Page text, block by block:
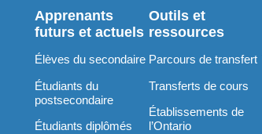
Apprenants
futurs et actuels
Élèves du secondaire
Étudiants du
postsecondaire
Étudiants diplômés
Outils et
ressources
Parcours de transfert
Transferts de cours
Établissements de
l’Ontario